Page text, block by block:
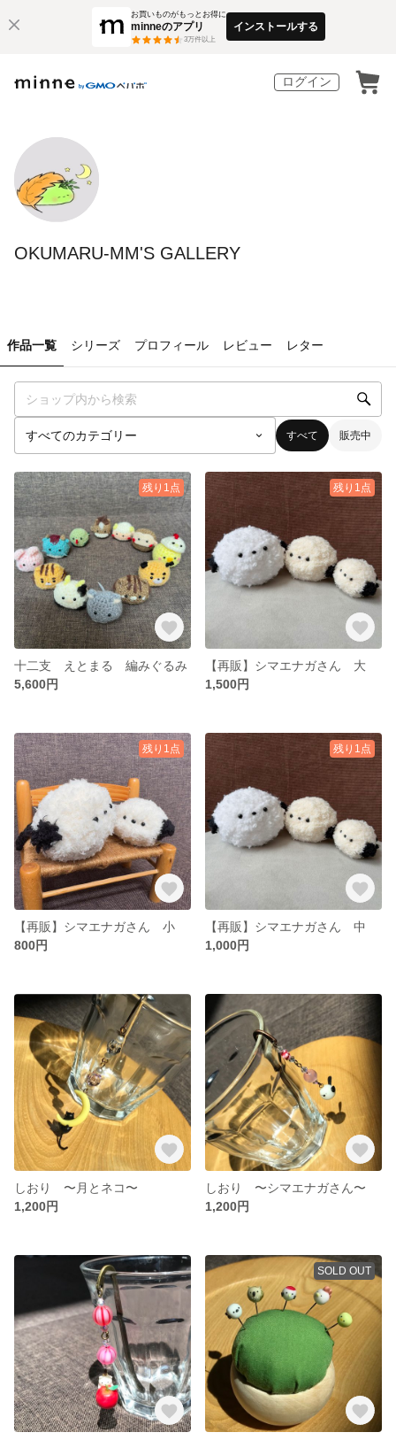
お買いものがもっとお得に
minneのアプリ
3万件以上
インストールする
ログイン
OKUMARU-MM'S GALLERY
作品一覧 シリーズ プロフィール レビュー レター
すべて 販売中
残り1点
十二支 えとまる 編みぐるみ
5,600円
残り1点
【再販】シマエナガさん 大
1,500円
残り1点
【再販】シマエナガさん 小
800円
残り1点
【再販】シマエナガさん 中
1,000円
しおり 〜月とネコ〜
1,200円
しおり 〜シマエナガさん〜
1,200円
SOLD OUT